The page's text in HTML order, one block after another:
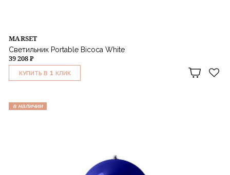
MARSET
Светильник Portable Bicoca White
39 208 ₽
КУПИТЬ В 1 КЛИК
в наличии